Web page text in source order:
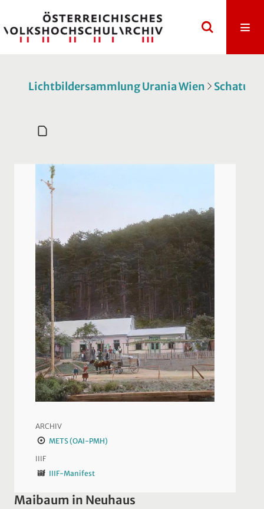
Lichtbildersammlung Urania Wien
ARCHIV
METS (OAI-PMH)
IIIF
IIIF-Manifest
Maibaum in Neuhaus